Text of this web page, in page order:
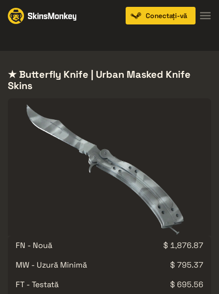
Conectați-vă
★ Butterfly Knife | Urban Masked Knife
Skins
FN - Nouă
$ 1,876.87
MW - Uzură Minimă
$ 795.37
FT - Testată
$ 695.56